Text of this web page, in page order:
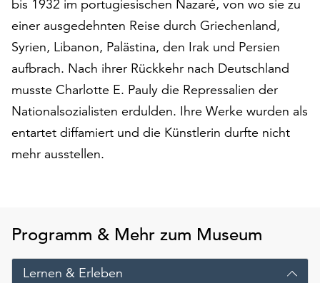
der
Seite
die
Schaltfläche
„Cookie-
Einstellungen“
zur
Funktionale
Cookies
Einverständnis
ausgeführt.
bis 1932 im portugiesischen Nazaré, von wo sie zu
einer ausgedehnten Reise durch Griechenland,
Syrien, Libanon, Palästina, den Irak und Persien
aufbrach. Nach ihrer Rückkehr nach Deutschland
musste Charlotte E. Pauly die Repressalien der
Nationalsozialisten erdulden. Ihre Werke wurden als
entartet diffamiert und die Künstlerin durfte nicht
mehr ausstellen.
Programm & Mehr zum Museum
Lernen & Erleben